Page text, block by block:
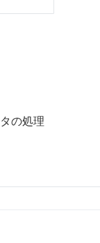
の処理